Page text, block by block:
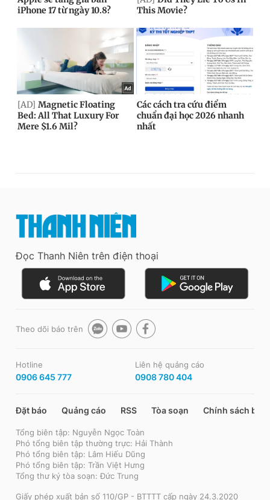
Đọc Thanh Niên trên điện thoại
Theo dõi báo trên
Hotline
0906 645 777
Liên hệ quảng cáo
0908 780 404
Đặt báo Quảng cáo RSS Tòa soạn Chính sách bảo
Tổng biên tập: Nguyễn Ngọc Toàn
Phó tổng biên tập thường trực: Hải Thành
Phó tổng biên tập: Lâm Hiếu Dũng
Phó tổng biên tập: Trần Việt Hưng
Tổng thư ký tòa soạn: Đức Trung
Giấy phép xuất bản số 110/GP - BTTTT cấp ngày 24.3.2020